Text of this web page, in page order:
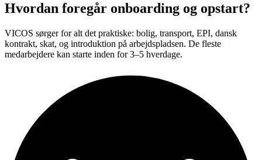
Hvordan foregår onboarding og opstart?
VICOS sørger for alt det praktiske: bolig, transport, EPI, dansk
kontrakt, skat, og introduktion på arbejdspladsen. De fleste
medarbejdere kan starte inden for 3–5 hverdage.